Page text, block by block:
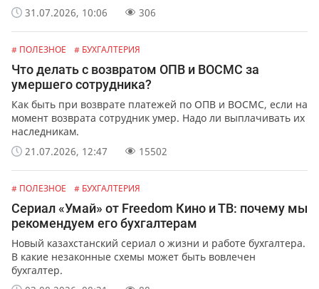
31.07.2026, 10:06
306
# ПОЛЕЗНОЕ # БУХГАЛТЕРИЯ
Что делать с возвратом ОПВ и ВОСМС за
умершего сотрудника?
Как быть при возврате платежей по ОПВ и ВОСМС, если на
момент возврата сотрудник умер. Надо ли выплачивать их
наследникам.
21.07.2026, 12:47
15502
# ПОЛЕЗНОЕ # БУХГАЛТЕРИЯ
Сериал «Умай» от Freedom Кино и ТВ: почему мы
рекомендуем его бухгалтерам
Новый казахстанский сериал о жизни и работе бухгалтера.
В какие незаконные схемы может быть вовлечен
бухгалтер.